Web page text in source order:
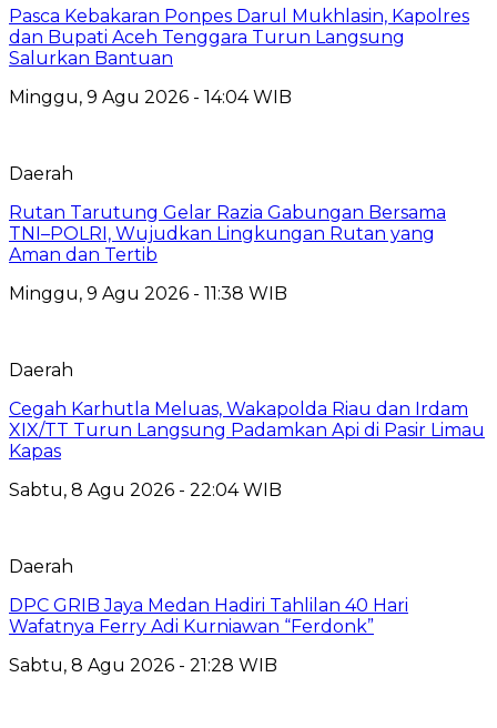
Pasca Kebakaran Ponpes Darul Mukhlasin, Kapolres
dan Bupati Aceh Tenggara Turun Langsung
Salurkan Bantuan
Minggu, 9 Agu 2026 - 14:04 WIB
Daerah
Rutan Tarutung Gelar Razia Gabungan Bersama
TNI–POLRI, Wujudkan Lingkungan Rutan yang
Aman dan Tertib
Minggu, 9 Agu 2026 - 11:38 WIB
Daerah
Cegah Karhutla Meluas, Wakapolda Riau dan Irdam
XIX/TT Turun Langsung Padamkan Api di Pasir Limau
Kapas
Sabtu, 8 Agu 2026 - 22:04 WIB
Daerah
DPC GRIB Jaya Medan Hadiri Tahlilan 40 Hari
Wafatnya Ferry Adi Kurniawan “Ferdonk”
Sabtu, 8 Agu 2026 - 21:28 WIB